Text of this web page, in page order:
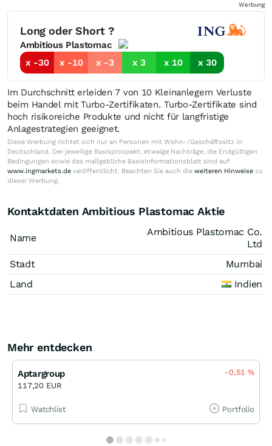
Werbung
Long oder Short ?
Ambitious Plastomac
x -30
x -10 x -3 x 3 x 10 x 30
Im Durchschnitt erleiden 7 von 10 Kleinanlegern Verluste
beim Handel mit Turbo-Zertifikaten. Turbo-Zertifikate sind
hoch risikoreiche Produkte und nicht für langfristige
Anlagestrategien geeignet.
Diese Werbung richtet sich nur an Personen mit Wohn-/Geschäftssitz in
Deutschland. Der jeweilige Basisprospekt, etwaige Nachträge, die Endgültigen
Bedingungen sowie das maßgebliche Basisinformationsblatt sind auf
www.ingmarkets.de veröffentlicht. Beachten Sie auch die weiteren Hinweise zu
dieser Werbung.
Kontaktdaten Ambitious Plastomac Aktie
Name
Ambitious Plastomac Co.
Ltd
Stadt
Mumbai
Land
Indien
Mehr entdecken
Aptargroup
117,20 EUR
-0,51%
Watchlist Portfolio